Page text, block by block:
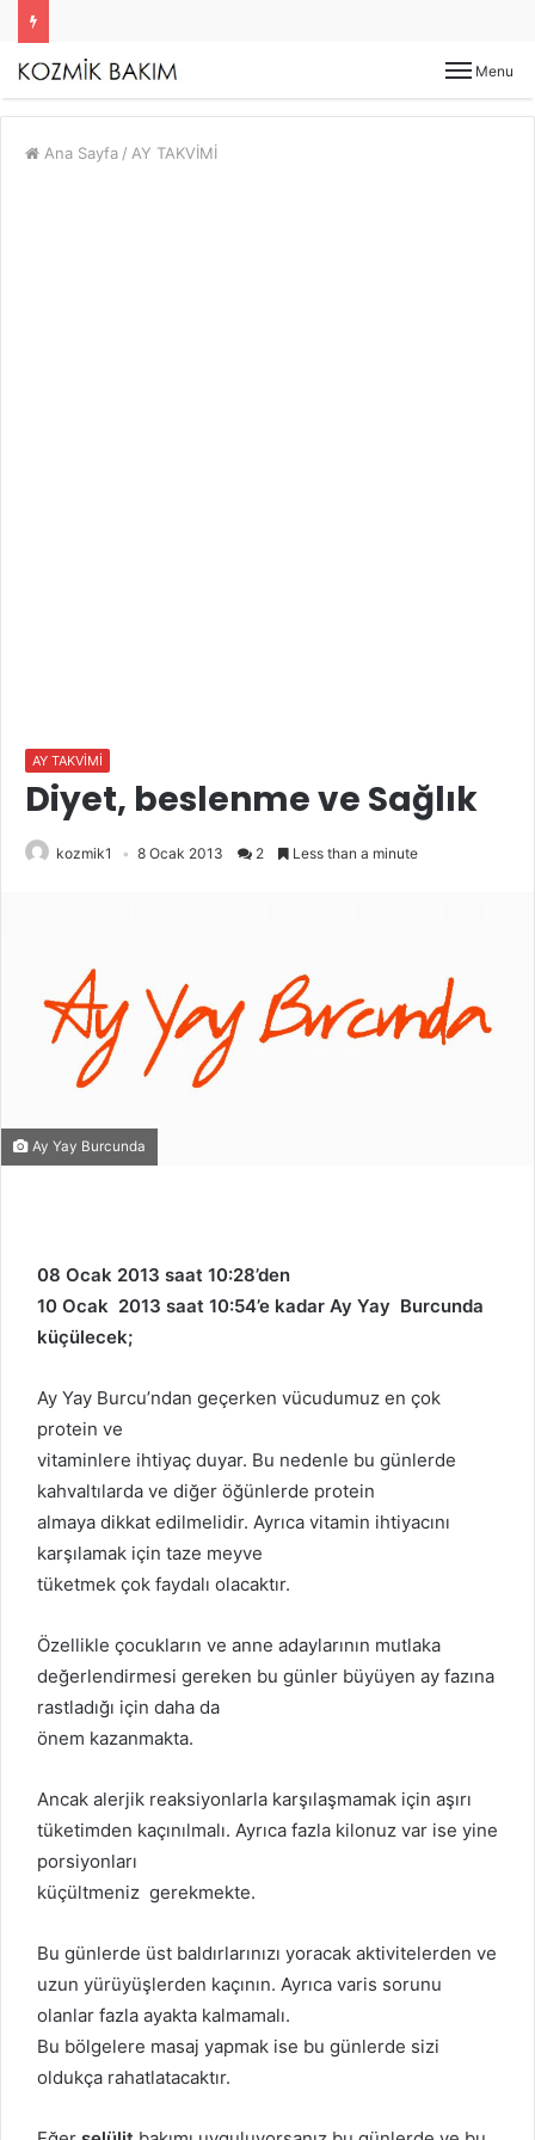
Menu
Ana Sayfa / AY TAKVİMİ
AY TAKVİMİ
Diyet, beslenme ve Sağlık
kozmik1 8 Ocak 2013 2 Less than a minute
Ay Yay Burcunda
08 Ocak 2013 saat 10:28’den
10 Ocak 2013 saat 10:54’e kadar Ay Yay Burcunda
küçülecek;
Ay Yay Burcu’ndan geçerken vücudumuz en çok
protein ve
vitaminlere ihtiyaç duyar. Bu nedenle bu günlerde
kahvaltılarda ve diğer öğünlerde protein
almaya dikkat edilmelidir. Ayrıca vitamin ihtiyacını
karşılamak için taze meyve
tüketmek çok faydalı olacaktır.
Özellikle çocukların ve anne adaylarının mutlaka
değerlendirmesi gereken bu günler büyüyen ay fazına
rastladığı için daha da
önem kazanmakta.
Ancak alerjik reaksiyonlarla karşılaşmamak için aşırı
tüketimden kaçınılmalı. Ayrıca fazla kilonuz var ise yine
porsiyonları
küçültmeniz gerekmekte.
Bu günlerde üst baldırlarınızı yoracak aktivitelerden ve
uzun yürüyüşlerden kaçının. Ayrıca varis sorunu
olanlar fazla ayakta kalmamalı.
Bu bölgelere masaj yapmak ise bu günlerde sizi
oldukça rahatlatacaktır.